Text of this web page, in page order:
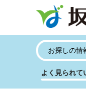
よく見られて